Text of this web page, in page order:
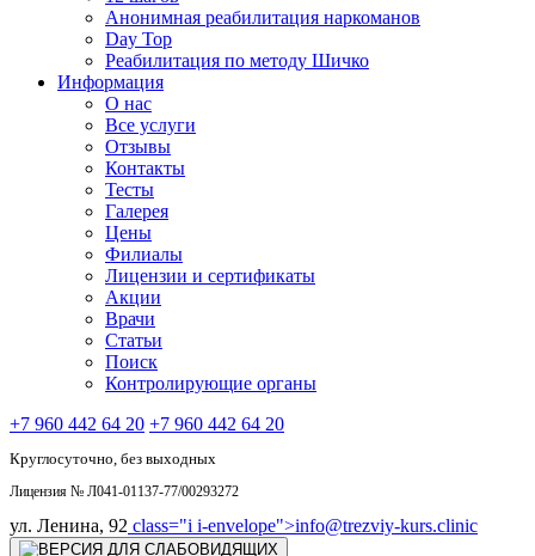
Анонимная реабилитация наркоманов
Day Top
Реабилитация по методу Шичко
Информация
О нас
Все услуги
Отзывы
Контакты
Тесты
Галерея
Цены
Филиалы
Лицензии и сертификаты
Акции
Врачи
Статьи
Поиск
Контролирующие органы
+7 960 442 64 20 +7 960 442 64 20
Круглосуточно, без выходных
Лицензия № Л041-01137-77/00293272
ул. Ленина, 92 class="i i-envelope">info@trezviy-kurs.clinic